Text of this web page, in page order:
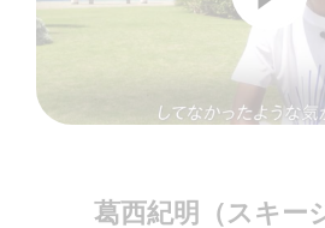
葛西紀明（スキー